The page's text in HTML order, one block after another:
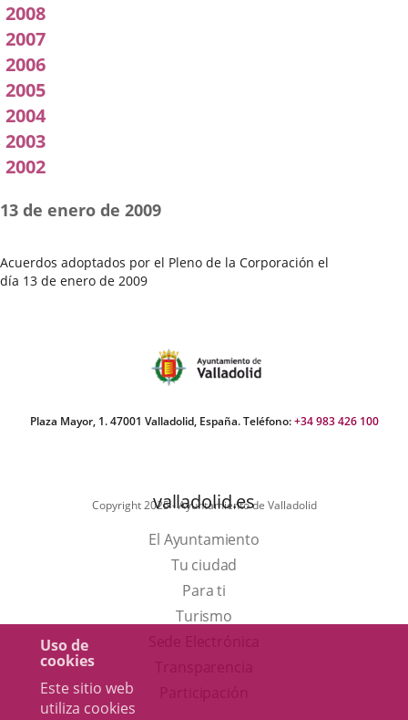
Uso de
cookies
Este sitio web
utiliza cookies
2008
2007
2006
2005
2004
2003
2002
Acuerdos adoptados por el Pleno de la Corporación el
día 13 de enero de 2009
13 de enero de 2009
Plaza Mayor, 1. 47001 Valladolid, España. Teléfono:+34 983 426 100
Copyright 2025 - Ayuntamiento de Valladolid
valladolid.es
El Ayuntamiento
Tu ciudad
Para ti
TurismoEste